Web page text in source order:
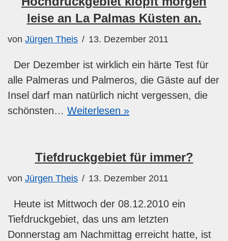
leise an La Palmas Küsten an.
von Jürgen Theis 13. Dezember 2011
Der Dezember ist wirklich ein härte Test für
alle Palmeras und Palmeros, die Gäste auf der
Insel darf man natürlich nicht vergessen, die
schönsten… Weiterlesen »
Tiefdruckgebiet für immer?
von Jürgen Theis 13. Dezember 2011
Heute ist Mittwoch der 08.12.2010 ein
Tiefdruckgebiet, das uns am letzten
Donnerstag am Nachmittag erreicht hatte, ist